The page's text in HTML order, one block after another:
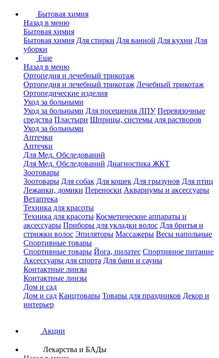
Бытовая химия
Назад в меню
Бытовая химия
Бытовая химия Для стирки Для ванной Для кухни Для
уборки
Еще
Назад в меню
Ортопедия и лечебный трикотаж
Ортопедия и лечебный трикотаж Лечебный трикотаж
Ортопедические изделия
Уход за больными
Уход за больными Для посещения ЛПУ Перевязочные
средства Пластыри Шприцы, системы для растворов
Уход за больными
Аптечки
Аптечки
Для Мед. Обследований
Для Мед. Обследований Диагностика ЖКТ
Зоотовары
Зоотовары Для собак Для кошек Для грызунов Для птиц
Лежанки, домики Переноски Аквариумы и аксессуары
Ветаптека
Техника для красоты
Техника для красоты Косметические аппараты и
аксессуары Приборы для укладки волос Для бритья и
стрижки волос Эпиляторы Массажеры Весы напольные
Спортивные товары
Спортивные товары Йога, пилатес Спортивное питание
Аксессуары для спорта Для бани и сауны
Контактные линзы
Контактные линзы
Дом и сад
Дом и сад Канцтовары Товары для праздников Декор и
интерьер
Акции
Лекарства и БАДы